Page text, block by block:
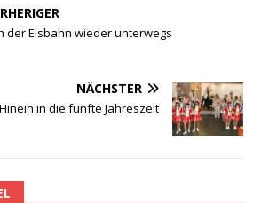
der Eisbahn wieder unterwegs
NÄCHSTER
in die fünfte Jahreszeit